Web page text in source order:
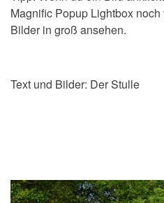
Magnific Popup Lightbox
Bilder in groß ansehen.
Text und Bilder: Der Stulle